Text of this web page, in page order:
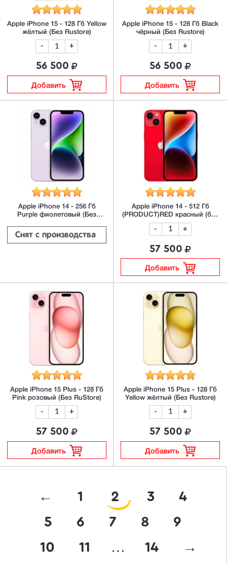
Apple iPhone 15 - 128 Гб Yellow
жёлтый (Без Rustore)
- +
56 500
Добавить
Apple iPhone 15 - 128 Гб Black
чёрный (Без Rustore)
- +
56 500
Добавить
Apple iPhone 14 - 256 Гб
Purple фиолетовый (Без
Снят с производства
Apple iPhone 14 - 512 Гб
(PRODUCT)RED красный (без
Rustore)
- +
57 500
Добавить
Apple iPhone 15 Plus - 128 Гб
Pink розовый (Без RuStore)
- +
57 500
Добавить
Apple iPhone 15 Plus - 128 Гб
Yellow жёлтый (Без Rustore)
- +
57 500
Добавить
← 1 2 3
4
5
6 7 8
9
10
11 … 14 →